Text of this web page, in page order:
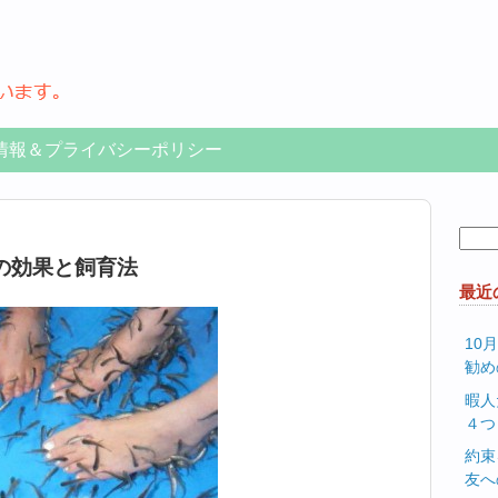
報＆プライバシーポリシー
効果と飼育法
最近
10
勧
暇
４
約
友